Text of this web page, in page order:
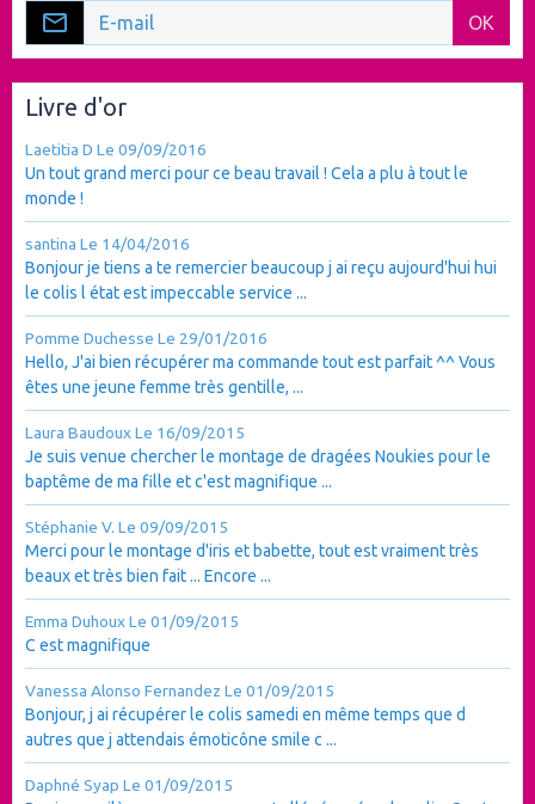
OK
Livre d'or
Laetitia D Le 09/09/2016
Un tout grand merci pour ce beau travail ! Cela a plu à tout le
monde !
santina Le 14/04/2016
Bonjour je tiens a te remercier beaucoup j ai reçu aujourd'hui hui
le colis l état est impeccable service ...
Pomme Duchesse Le 29/01/2016
Hello, J'ai bien récupérer ma commande tout est parfait ^^ Vous
êtes une jeune femme très gentille, ...
Laura BaudouxLe 16/09/2015
Je suis venue chercher le montage de dragées Noukies pour le
baptême de ma fille et c'est magnifique ...
Stéphanie V. Le 09/09/2015
Merci pour le montage d'iris et babette, tout est vraiment très
beaux et très bien fait ... Encore ...
Emma DuhouxLe 01/09/2015
C est magnifique
Vanessa Alonso Fernandez Le 01/09/2015
Bonjour, j ai récupérer le colis samedi en même temps que d
autres que j attendais émoticône smile c ...
Daphné Syap Le 01/09/2015